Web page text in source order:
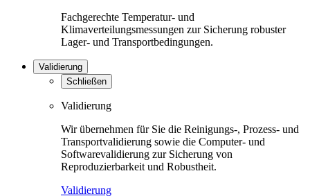
Fachgerechte Temperatur- und
Klimaverteilungsmessungen zur Sicherung robuster
Lager- und Transportbedingungen.
Validierung
Schließen
Validierung
Wir übernehmen für Sie die Reinigungs-, Prozess- und
Transportvalidierung sowie die Computer- und
Softwarevalidierung zur Sicherung von
Reproduzierbarkeit und Robustheit.
Validierung